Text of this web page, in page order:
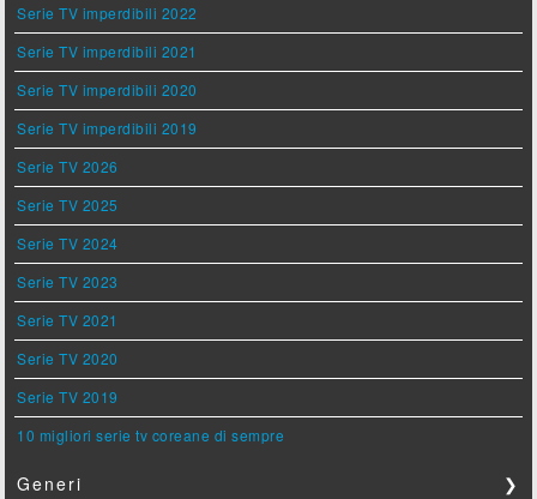
Serie TV imperdibili 2022
Serie TV imperdibili 2021
Serie TV imperdibili 2020
Serie TV imperdibili 2019
Serie TV 2026
Serie TV 2025
Serie TV 2024
Serie TV 2023
Serie TV 2021
Serie TV 2020
Serie TV 2019
10 migliori serie tv coreane di sempre
Generi ❯